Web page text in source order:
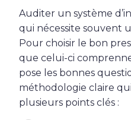
Auditer un système
qui nécessite souvent
Pour choisir le bon
que celui-ci
pose les bonnes
méthodologie claire
plusieurs points clés :